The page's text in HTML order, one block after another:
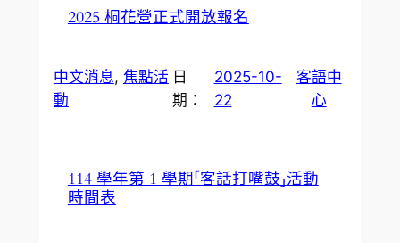
2025 桐花營正式開放報名
中文消息, 焦點活
動
日
期：
2025-10-
22
客語中
心
114 學年第 1 學期「客話打嘴鼓」活動
時間表